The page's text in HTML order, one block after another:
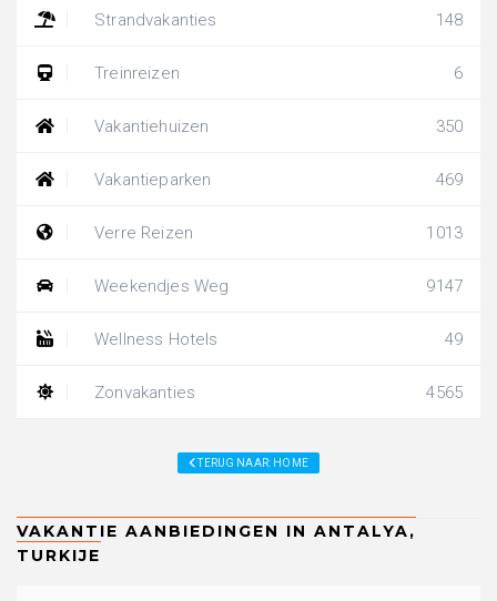
Strandvakanties 148
Treinreizen 6
Vakantiehuizen 350
Vakantieparken 469
Verre Reizen 1013
Weekendjes Weg 9147
Wellness Hotels 49
Zonvakanties 4565
TERUG NAAR: HOME